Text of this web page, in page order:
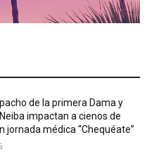
de la primera Dama y
impactan a cienos de
jornada médica “Chequéate”